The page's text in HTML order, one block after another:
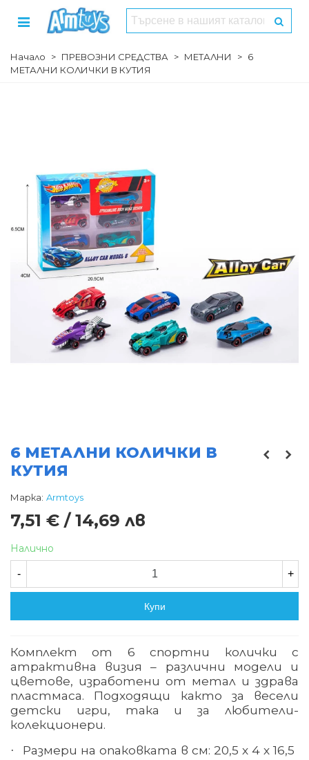
Начало > ПРЕВОЗНИ СРЕДСТВА > МЕТАЛНИ > 6
МЕТАЛНИ КОЛИЧКИ В КУТИЯ
6 МЕТАЛНИ КОЛИЧКИ В
КУТИЯ
Марка: Armtoys
7,51 € / 14,69 лв
Налично
- +
Купи
Комплект от 6 спортни колички с
атрактивна визия – различни модели и
цветове, изработени от метал и здрава
пластмаса. Подходящи както за весели
детски игри, така и за любители-
колекционери.
· Размери на опаковката в см: 20,5 х 4 х 16,5